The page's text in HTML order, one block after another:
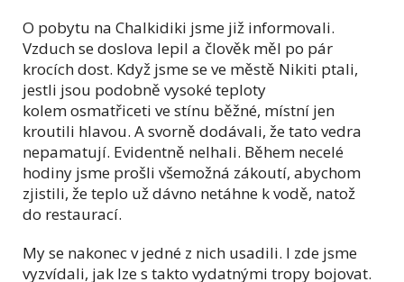
O pobytu na Chalkidiki jsme již informovali.
Vzduch se doslova lepil a člověk měl po pár
krocích dost. Když jsme se ve městě Nikiti ptali,
jestli jsou podobně vysoké teploty
kolem osmatřiceti ve stínu běžné, místní jen
kroutili hlavou. A svorně dodávali, že tato vedra
nepamatují. Evidentně nelhali. Během necelé
hodiny jsme prošli všemožná zákoutí, abychom
zjistili, že teplo už dávno netáhne k vodě, natož
do restaurací.
My se nakonec v jedné z nich usadili. I zde jsme
vyzvídali, jak lze s takto vydatnými tropy bojovat.